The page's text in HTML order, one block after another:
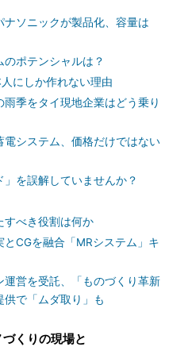
ソニックが製品化、容量は
ポテンシャルは？
にしか作れない理由
季をタイ現地企業はどう乗り
システム、価格だけではない
を誤解していませんか？
すべき役割は何か
CGを融合「MRシステム」キ
運営を受託、「ものづくり革新
供で「ムダ取り」も
くりの現場と